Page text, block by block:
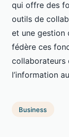
qui offre des
outils de
et une gestion
fédère ces
collaborateurs
l’information
Business